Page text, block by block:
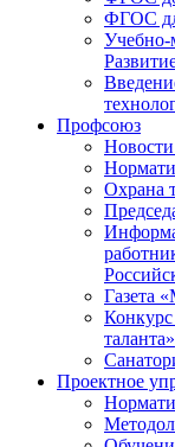
ФГОС
Учебно-
Профсоюз
Охрана
Конкурс
таланта»
Проектное